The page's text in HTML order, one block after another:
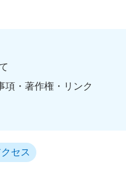
項・著作権・リンク
セス